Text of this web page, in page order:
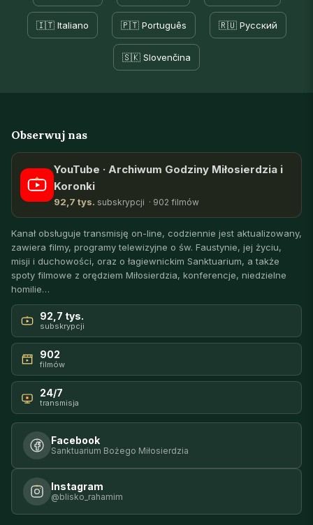
🇮🇹 Italiano 🇵🇹 Português 🇷🇺 Русский
🇸🇰 Slovenčina
Obserwuj nas
YouTube · Archiwum Godziny Miłosierdzia i
Koronki
92,7 tys. subskrypcji · 902 filmów
Kanał obsługuje transmisję on-line, codziennie jest aktualizowany,
zawiera filmy, programy telewizyjne o św. Faustynie, jej życiu,
misji i duchowości, oraz o łagiewnickim Sanktuarium, a także
spoty filmowe z orędziem Miłosierdzia, konferencje, niedzielne
homilie…
92,7 tys.
subskrypcji
902
filmów
24/7
transmisja
Facebook
Sanktuarium Bożego Miłosierdzia
Instagram
@blisko_rahamim